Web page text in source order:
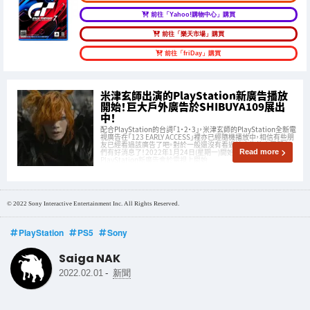
前往「Yahoo!購物中心」購買
前往「樂天市場」購買
前往「friDay」購買
米津玄師出演的PlayStation新廣告播放
開始！巨大戶外廣告於SHIBUYA109展出
中！
配合PlayStation的台詞「1・2・3」，米津玄師的PlayStation全新電
視廣告在「123 EARLY ACCESS｣裡亦已經隨機播放中，相信有些朋
友已經看過該廣告了吧。對於一般還沒有看過該廣告的大眾朋友
們有好消息了！2022年1月24日(星期一)開始，米津玄師出演
PlayStation新廣告會於電視上開始
Read more
© 2022 Sony Interactive Entertainment Inc. All Rights Reserved.
PlayStation PS5 Sony
Saiga NAK
2022.02.01 - 新聞